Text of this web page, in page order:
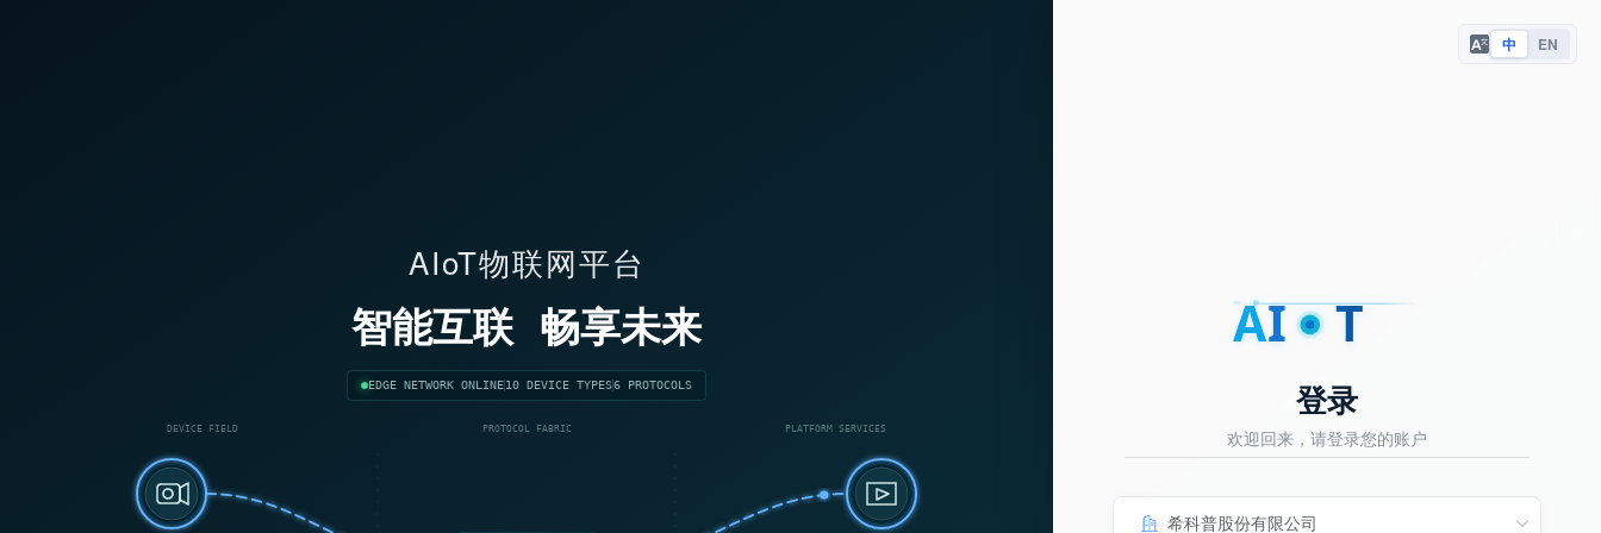
AIoT物联网平台
智能互联 畅享未来
EDGE NETWORK ONLINE10 DEVICE TYPES6 PROTOCOLS
DEVICE FIELD PROTOCOL FABRIC PLATFORM SERVICES
中 EN
AI T
登录
欢迎回来，请登录您的账户